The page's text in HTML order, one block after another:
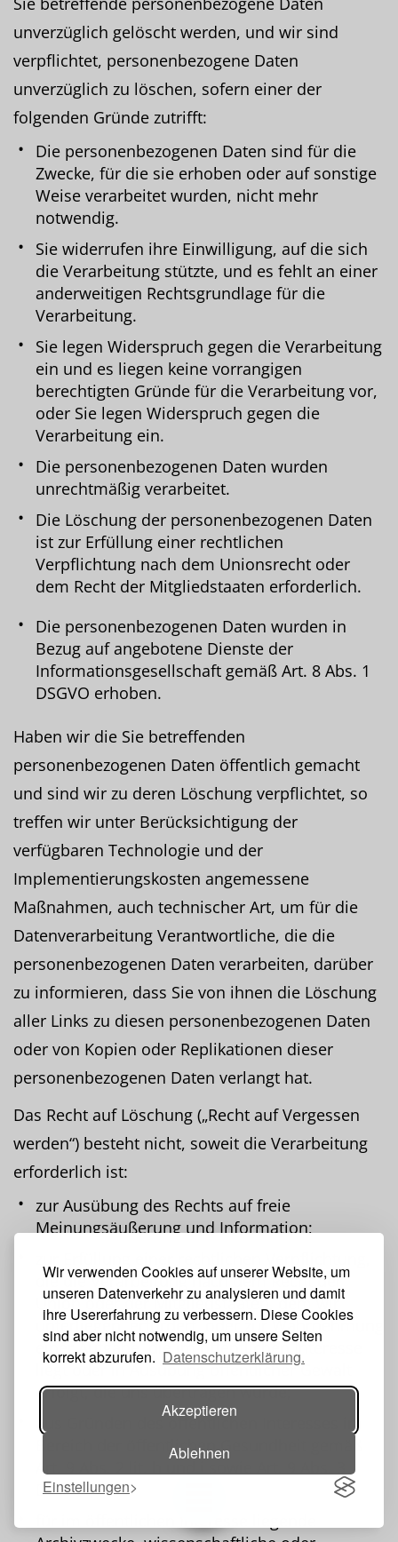
Wir verwenden Cookies auf unserer Website, um
unseren Datenverkehr zu analysieren und damit
ihre Usererfahrung zu verbessern. Diese Cookies
sind aber nicht notwendig, um unsere Seiten
korrekt abzurufen. Datenschutzerklärung.
Akzeptieren
Ablehnen
Einstellungen
unverzüglich gelöscht werden, und wir sind
verpflichtet, personenbezogene Daten
unverzüglich zu löschen, sofern einer der
folgenden Gründe zutrifft:
Die personenbezogenen Daten sind für die
Zwecke, für die sie erhoben oder auf sonstige
Weise verarbeitet wurden, nicht mehr
notwendig.
Sie widerrufen ihre Einwilligung, auf die sich
die Verarbeitung stützte, und es fehlt an einer
anderweitigen Rechtsgrundlage für die
Verarbeitung.
Sie legen Widerspruch gegen die Verarbeitung
ein und es liegen keine vorrangigen
berechtigten Gründe für die Verarbeitung vor,
oder Sie legen Widerspruch gegen die
Verarbeitung ein.
Die personenbezogenen Daten wurden
unrechtmäßig verarbeitet.
Die Löschung der personenbezogenen Daten
ist zur Erfüllung einer rechtlichen
Verpflichtung nach dem Unionsrecht oder
dem Recht der Mitgliedstaaten erforderlich.
Die personenbezogenen Daten wurden in
Bezug auf angebotene Dienste der
Informationsgesellschaft gemäß Art. 8 Abs. 1
DSGVO erhoben.
Haben wir die Sie betreffenden
personenbezogenen Daten öffentlich gemacht
und sind wir zu deren Löschung verpflichtet, so
treffen wir unter Berücksichtigung der
verfügbaren Technologie und der
Implementierungskosten angemessene
Maßnahmen, auch technischer Art, um für die
Datenverarbeitung Verantwortliche, die die
personenbezogenen Daten verarbeiten, darüber
zu informieren, dass Sie von ihnen die Löschung
aller Links zu diesen personenbezogenen Daten
oder von Kopien oder Replikationen dieser
personenbezogenen Daten verlangt hat.
Das Recht auf Löschung („Recht auf Vergessen
werden“) besteht nicht, soweit die Verarbeitung
erforderlich ist:
zur Ausübung des Rechts auf freie
Meinungsäußerung und Information;
die die Verarbeitung nach dem Recht der
Union oder der Mitgliedstaaten, dem wir
unterliegen, erfordert, oder zur Wahrnehmung
einer Aufgabe, die im öffentlichen Interesse
liegt oder in Ausübung öffentlicher Gewalt
erfolgt, die uns übertragen wurde;
aus Gründen des öffentlichen Interesses im
Bereich der öffentlichen Gesundheit gemäß
Art. 9 Abs. 2 lit. h und i sowie Art. 9 Abs. 3
DSGVO;